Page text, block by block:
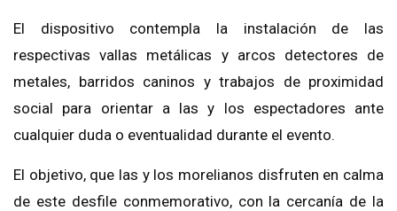
El dispositivo contempla la instalación de las
respectivas vallas metálicas y arcos detectores de
metales, barridos caninos y trabajos de proximidad
social para orientar a las y los espectadores ante
cualquier duda o eventualidad durante el evento.
El objetivo, que las y los morelianos disfruten en calma
de este desfile conmemorativo, con la cercanía de la